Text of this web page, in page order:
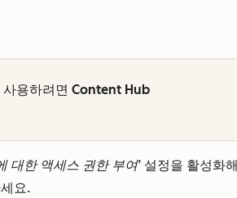
용하려면 Content Hub
대한 액세스 권한 부여’ 설정을 활성화해
요.